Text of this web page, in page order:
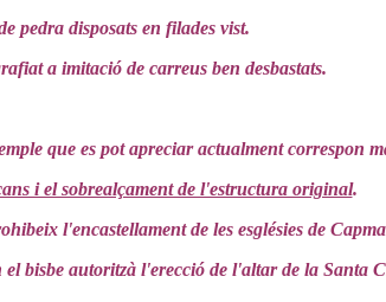
pedra disposats en filades vist.
a imitació de carreus ben desbastats.
que es pot apreciar actualment correspon
i el sobrealçament de l'estructura original.
l'encastellament de les esglésies de
bisbe autoritzà l'erecció de l'altar de la Santa